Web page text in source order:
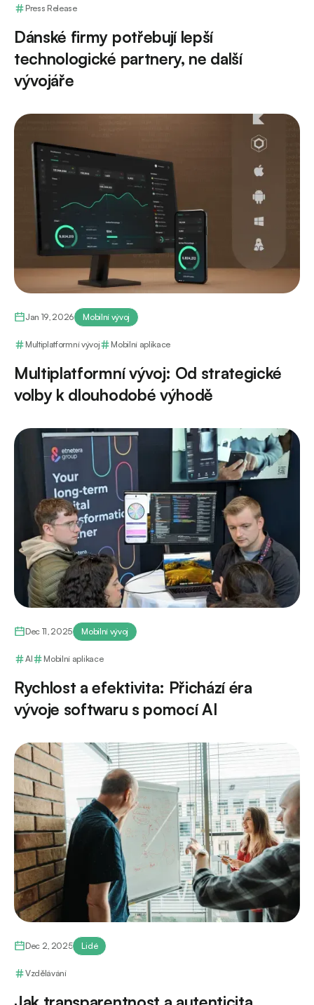
Press Release
Dánské firmy potřebují lepší
technologické partnery, ne další
vývojáře
Jan 19, 2026 Mobilní vývoj
Multiplatformní vývoj Mobilní aplikace
Multiplatformní vývoj: Od strategické
volby k dlouhodobé výhodě
Dec 11, 2025 Mobilní vývoj
AI Mobilní aplikace
Rychlost a efektivita: Přichází éra
vývoje softwaru s pomocí AI
Dec 2, 2025 Lidé
Vzdělávání